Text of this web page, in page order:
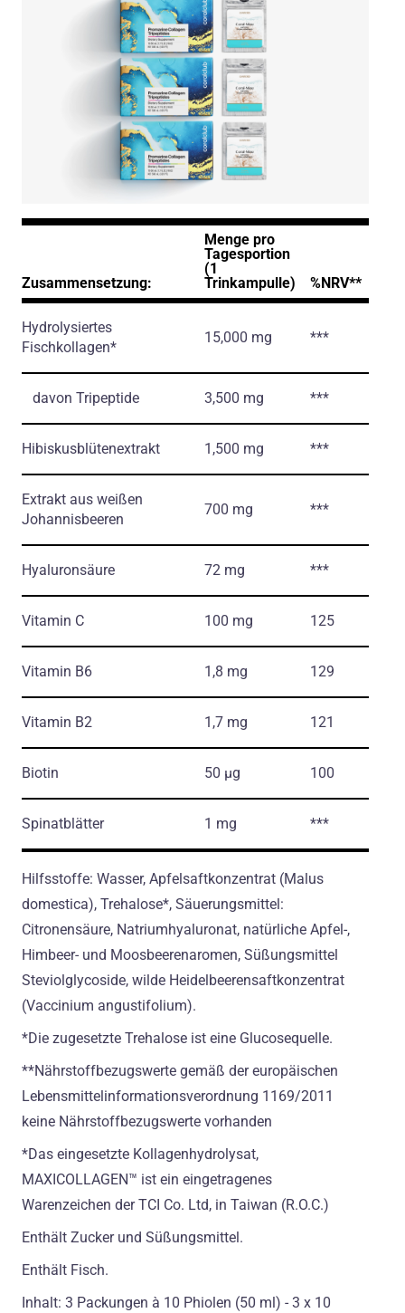
Zusammensetzung:
Menge pro
Tagesportion
(1
Trinkampulle)
%NRV**
Hydrolysiertes
Fischkollagen*
15,000 mg ***
davon Tripeptide 3,500 mg ***
Hibiskusblütenextrakt 1,500 mg ***
Extrakt aus weißen
Johannisbeeren
700 mg ***
Hyaluronsäure 72 mg ***
Vitamin C 100 mg 125
Vitamin B6 1,8 mg 129
Vitamin B2 1,7 mg 121
Biotin 50 µg 100
Spinatblätter 1 mg ***
Hilfsstoffe: Wasser, Apfelsaftkonzentrat (Malus
domestica), Trehalose*, Säuerungsmittel:
Citronensäure, Natriumhyaluronat, natürliche Apfel-,
Himbeer- und Moosbeerenaromen, Süßungsmittel
Steviolglycoside, wilde Heidelbeerensaftkonzentrat
(Vaccinium angustifolium).
*Die zugesetzte Trehalose ist eine Glucosequelle.
**Nährstoffbezugswerte gemäß der europäischen
Lebensmittelinformationsverordnung 1169/2011
keine Nährstoffbezugswerte vorhanden
*Das eingesetzte Kollagenhydrolysat,
MAXICOLLAGEN™ ist ein eingetragenes
Warenzeichen der TCI Co. Ltd, in Taiwan (R.O.C.)
Enthält Zucker und Süßungsmittel.
Enthält Fisch.
Inhalt: 3 Packungen à 10 Phiolen (50 ml) - 3 x 10